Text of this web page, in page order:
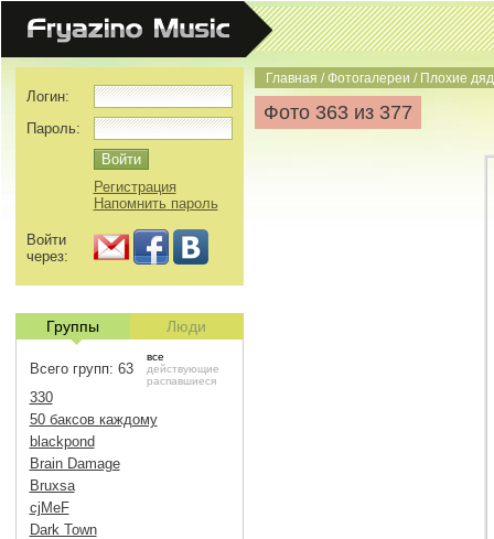
Главная /Фотогалереи / Плохие
Фото 363 из 377
Логин:
Пароль:
Регистрация
Напомнить пароль
Войти
через:
Группы Люди
Всего групп: 63
все
действующие
распавшиеся
330
50 баксов каждому
blackpond
Brain Damage
Bruxsa
cjMeF
Dark Town